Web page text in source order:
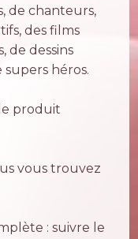
de chanteurs,
des films
de dessins
supers héros.
produit
vous trouvez
: suivre le